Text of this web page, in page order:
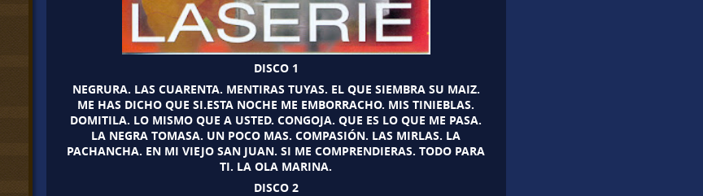
DISCO 1
NEGRURA. LAS CUARENTA. MENTIRAS TUYAS. EL QUE SIEMBRA SU MAIZ.
ME HAS DICHO QUE SI.ESTA NOCHE ME EMBORRACHO. MIS TINIEBLAS.
DOMITILA. LO MISMO QUE A USTED. CONGOJA. QUE ES LO QUE ME PASA.
LA NEGRA TOMASA. UN POCO MAS. COMPASIÓN. LAS MIRLAS. LA
PACHANCHA. EN MI VIEJO SAN JUAN. SI ME COMPRENDIERAS. TODO PARA
TI. LA OLA MARINA.
DISCO 2